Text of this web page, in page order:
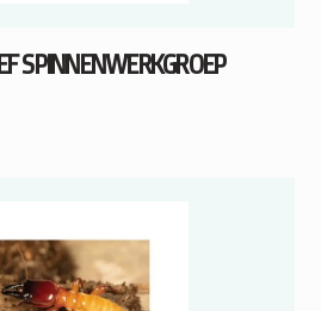
SPINNENWERKGROEP